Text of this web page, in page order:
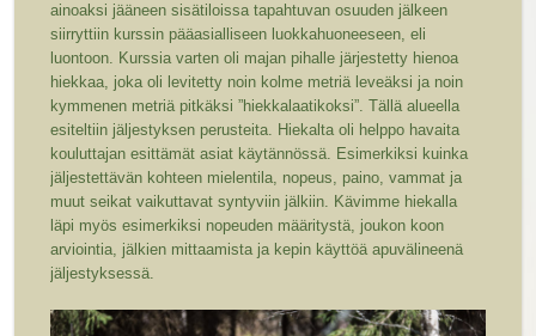
ainoaksi jääneen sisätiloissa tapahtuvan osuuden jälkeen
siirryttiin kurssin pääasialliseen luokkahuoneeseen, eli
luontoon. Kurssia varten oli majan pihalle järjestetty hienoa
hiekkaa, joka oli levitetty noin kolme metriä leveäksi ja noin
kymmenen metriä pitkäksi ”hiekkalaatikoksi”. Tällä alueella
esiteltiin jäljestyksen perusteita. Hiekalta oli helppo havaita
kouluttajan esittämät asiat käytännössä. Esimerkiksi kuinka
jäljestettävän kohteen mielentila, nopeus, paino, vammat ja
muut seikat vaikuttavat syntyviin jälkiin. Kävimme hiekalla
läpi myös esimerkiksi nopeuden määritystä, joukon koon
arviointia, jälkien mittaamista ja kepin käyttöä apuvälineenä
jäljestyksessä.